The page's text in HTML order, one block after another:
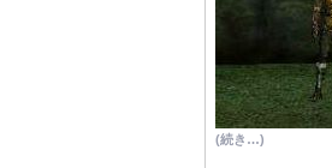
(続き…)